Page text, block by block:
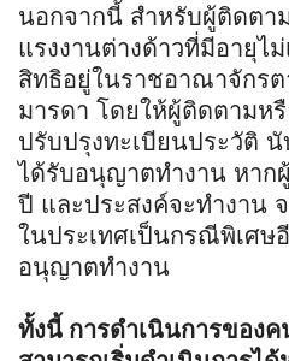
นอกจากนี้ สำหรับผู้ติดตา
แรงงานต่างด้าวที่มีอายุไ
สิทธิอยู่ในราชอาณาจักร
มารดา โดยให้ผู้ติดตามห
ปรับปรุงทะเบียนประวัติ
ได้รับอนุญาตทำงาน หาก
ปี และประสงค์จะทำงาน
ในประเทศเป็นกรณีพิเศษ
อนุญาตทำงาน
ทั้งนี้ การดำเนินการของ